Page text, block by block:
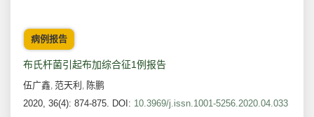
病例报告
布氏杆菌引起布加综合征1例报告
伍广鑫, 范天利 , 陈鹏
2020, 36(4): 874-875. DOI: 10.3969/j.issn.1001-5256.2020.04.033